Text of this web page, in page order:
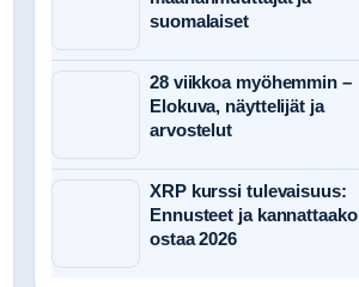
suomalaiset
28 viikkoa myöhemmin –
Elokuva, näyttelijät ja
arvostelut
XRP kurssi tulevaisuus:
Ennusteet ja kannattaako
ostaa 2026